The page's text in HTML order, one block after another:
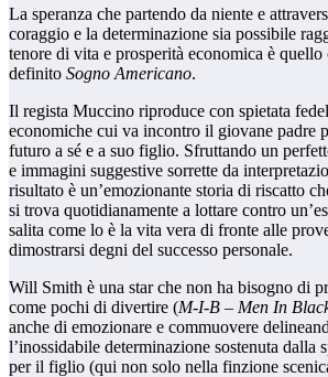
La speranza che partendo da niente e
coraggio e la determinazione sia possibile
tenore di vita e prosperità economica è quello
definito Sogno Americano.
Il regista Muccino riproduce con spietata
economiche cui va incontro il giovane padre
futuro a sé e a suo figlio. Sfruttando un
e immagini suggestive sorrette da
risultato è un’emozionante storia di riscatto
si trova quotidianamente a lottare contro
salita come lo è la vita vera di fronte alle
dimostrarsi degni del successo personale.
Will Smith è una star che non ha bisogno di
come pochi di divertire (M-I-B – Men In
anche di emozionare e commuovere
l’inossidabile determinazione sostenuta dalla
per il figlio (qui non solo nella finzione